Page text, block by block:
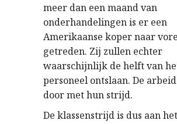
meer dan een maand van
onderhandelingen is er een
Amerikaanse koper naar
getreden. Zij zullen echter
waarschijnlijk de helft van
personeel ontslaan. De
door met hun strijd.
De klassenstrijd is dus aan